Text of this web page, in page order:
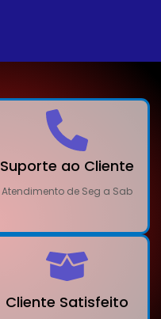
Suporte ao Cliente
Atendimento de Seg a Sab
Cliente Satisfeito